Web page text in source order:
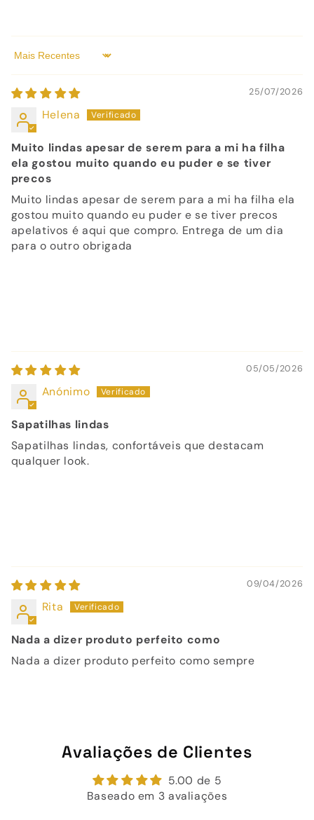
Sort by
25/07/2026
Helena
Muito lindas apesar de serem para a mi ha filha
ela gostou muito quando eu puder e se tiver
precos
Muito lindas apesar de serem para a mi ha filha ela
gostou muito quando eu puder e se tiver precos
apelativos é aqui que compro. Entrega de um dia
para o outro obrigada
05/05/2026
Anónimo
Sapatilhas lindas
Sapatilhas lindas, confortáveis que destacam
qualquer look.
09/04/2026
Rita
Nada a dizer produto perfeito como
Nada a dizer produto perfeito como sempre
Avaliações de Clientes
5.00 de 5
Baseado em 3 avaliações